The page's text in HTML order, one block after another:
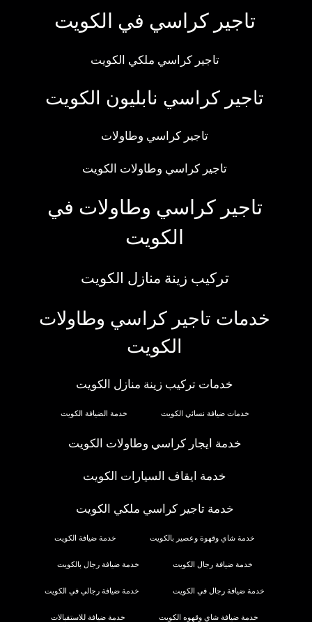
تاجير كراسي في الكويت
تاجير كراسي ملكي الكويت
تاجير كراسي نابليون الكويت
تاجير كراسي وطاولات
تاجير كراسي وطاولات الكويت
تاجير كراسي وطاولات في
الكويت
تركيب زينة منازل الكويت
خدمات تاجير كراسي وطاولات
الكويت
خدمات تركيب زينة منازل الكويت
خدمات ضيافة نسائي الكويت خدمة الضيافة الكويت
خدمة ايجار كراسي وطاولات الكويت
خدمة ايقاف السيارات الكويت
خدمة تاجير كراسي ملكي الكويت
خدمة شاي وقهوة وعصير بالكويت خدمة ضيافة الكويت
خدمة ضيافة رجال الكويت خدمة ضيافة رجال بالكويت
خدمة ضيافة رجال في الكويت خدمة ضيافة رجالي في الكويت
خدمة ضيافة شاي وقهوه الكويت خدمة ضيافة للاستقبالات